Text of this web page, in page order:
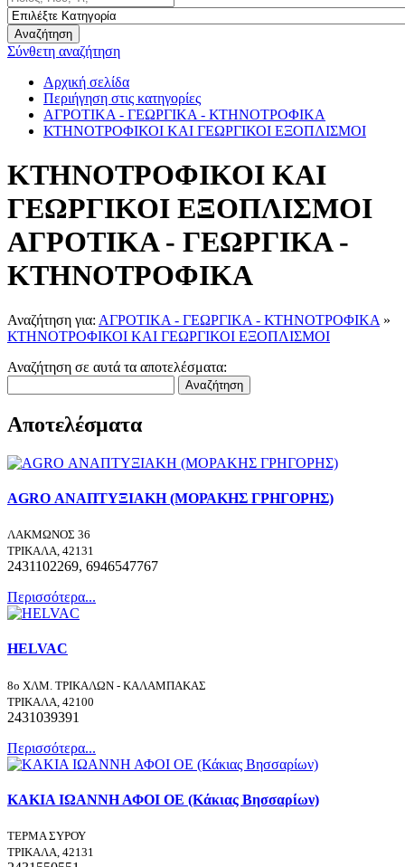
Αναζήτηση
Σύνθετη αναζήτηση
Αρχική σελίδα
Περιήγηση στις κατηγορίες
ΑΓΡΟΤΙΚΑ - ΓΕΩΡΓΙΚΑ - ΚΤΗΝΟΤΡΟΦΙΚΑ
ΚΤΗΝΟΤΡΟΦΙΚΟΙ ΚΑΙ ΓΕΩΡΓΙΚΟΙ ΕΞΟΠΛΙΣΜΟΙ
ΚΤΗΝΟΤΡΟΦΙΚΟΙ ΚΑΙ
ΓΕΩΡΓΙΚΟΙ ΕΞΟΠΛΙΣΜΟΙ
ΑΓΡΟΤΙΚΑ - ΓΕΩΡΓΙΚΑ -
ΚΤΗΝΟΤΡΟΦΙΚΑ
Αναζήτηση για: ΑΓΡΟΤΙΚΑ - ΓΕΩΡΓΙΚΑ - ΚΤΗΝΟΤΡΟΦΙΚΑ »
ΚΤΗΝΟΤΡΟΦΙΚΟΙ ΚΑΙ ΓΕΩΡΓΙΚΟΙ ΕΞΟΠΛΙΣΜΟΙ
Αναζήτηση σε αυτά τα αποτελέσματα:
Αναζήτηση
Αποτελέσματα
AGRO ΑΝΑΠΤΥΞΙΑΚΗ (ΜΟΡΑΚΗΣ ΓΡΗΓΟΡΗΣ)
ΛΑΚΜΩΝΟΣ 36
ΤΡΙΚΑΛΑ, 42131
2431102269, 6946547767
Περισσότερα...
HELVAC
8ο ΧΛΜ. ΤΡΙΚΑΛΩΝ - ΚΑΛΑΜΠΑΚΑΣ
ΤΡΙΚΑΛΑ, 42100
2431039391
Περισσότερα...
ΚΑΚΙΑ ΙΩΑΝΝΗ ΑΦΟΙ ΟΕ (Κάκιας Βησσαρίων)
ΤΕΡΜΑ ΣΥΡΟΥ
ΤΡΙΚΑΛΑ, 42131